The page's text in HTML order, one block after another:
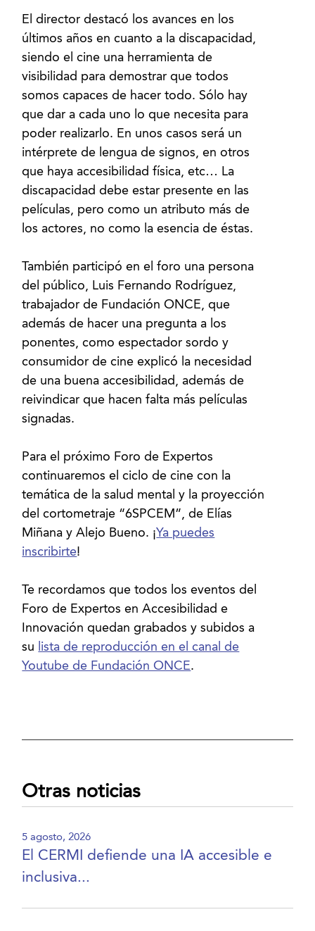
El director destacó los avances en los
últimos años en cuanto a la discapacidad,
siendo el cine una herramienta de
visibilidad para demostrar que todos
somos capaces de hacer todo. Sólo hay
que dar a cada uno lo que necesita para
poder realizarlo. En unos casos será un
intérprete de lengua de signos, en otros
que haya accesibilidad física, etc… La
discapacidad debe estar presente en las
películas, pero como un atributo más de
los actores, no como la esencia de éstas.
También participó en el foro una persona
del público, Luis Fernando Rodríguez,
trabajador de Fundación ONCE, que
además de hacer una pregunta a los
ponentes, como espectador sordo y
consumidor de cine explicó la necesidad
de una buena accesibilidad, además de
reivindicar que hacen falta más películas
signadas.
Para el próximo Foro de Expertos
continuaremos el ciclo de cine con la
temática de la salud mental y la proyección
del cortometraje “6SPCEM”, de Elías
Miñana y Alejo Bueno. ¡Ya puedes
inscribirte!
Te recordamos que todos los eventos del
Foro de Expertos en Accesibilidad e
Innovación quedan grabados y subidos a
su
lista de reproducción en el canal de
Youtube de Fundación ONCE.
Otras noticias
5 agosto, 2026
El CERMI defiende una IA accesible e
inclusiva...